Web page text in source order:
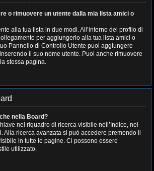
o rimuovere un utente dalla mia lista amici o
alla tua lista in due modi. All’interno del profilo di
per aggiungerlo alla tua lista amici o
Pannello di Controllo Utente puoi aggiungere
il suo nome utente. Puoi anche rimuovere
stessa pagina.
nella Board?
nel riquadro di ricerca visibile nell’Indice, nei
Alla ricerca avanzata si può accedere premendo il
in tutte le pagine. Ci possono essere
utilizzato.